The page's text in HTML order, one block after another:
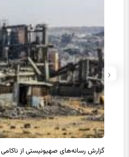
واکنش نتانیاهو به حمله استرالیا
‹